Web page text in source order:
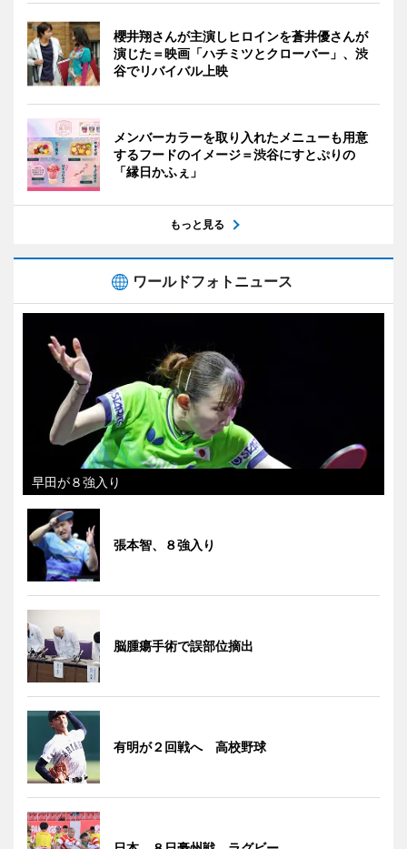
櫻井翔さんが主演しヒロインを蒼井優さんが
演じた＝映画「ハチミツとクローバー」、渋
谷でリバイバル上映
メンバーカラーを取り入れたメニューも用意
するフードのイメージ＝渋谷にすとぷりの
「縁日かふぇ」
もっと見る
ワールドフォトニュース
早田が８強入り
張本智、８強入り
脳腫瘍手術で誤部位摘出
有明が２回戦へ 高校野球